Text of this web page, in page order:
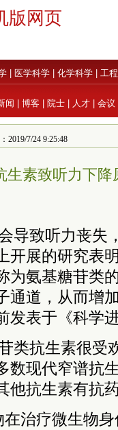
版网页
医学科学 化学科学 工
闻 博客 院士 人才 会议
2019/7/24 9:25:48
生素致听力下降
导致听力丧失
开展的研究表
为氨基糖苷类
通道，从而增
发表于《科学
类抗生素很受
数现代窄谱抗
他抗生素有抗
治疗微生物